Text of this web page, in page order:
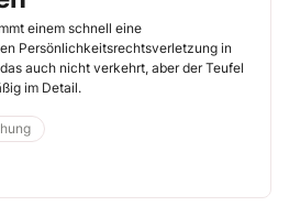
einem schnell eine
Persönlichkeitsrechtsverletzung in
auch nicht verkehrt, aber der Teufel
im Detail.